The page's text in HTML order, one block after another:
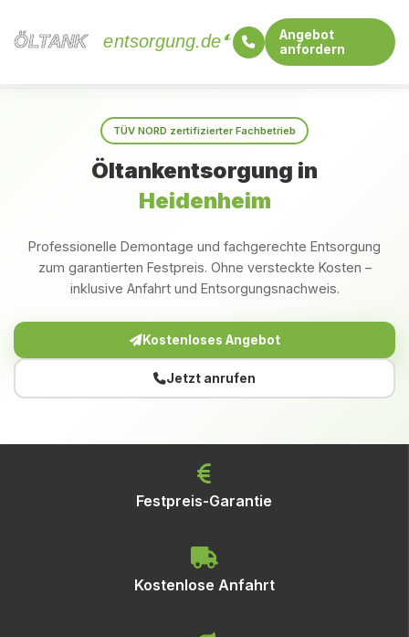
ÖLTANK
ÖLTANK entsorgung.de
Angebot
anfordern
TÜV NORD zertifizierter Fachbetrieb
Öltankentsorgung in
Heidenheim
Professionelle Demontage und fachgerechte Entsorgung
zum garantierten Festpreis. Ohne versteckte Kosten –
inklusive Anfahrt und Entsorgungsnachweis.
Kostenloses Angebot
Jetzt anrufen
Festpreis-Garantie
Kostenlose Anfahrt